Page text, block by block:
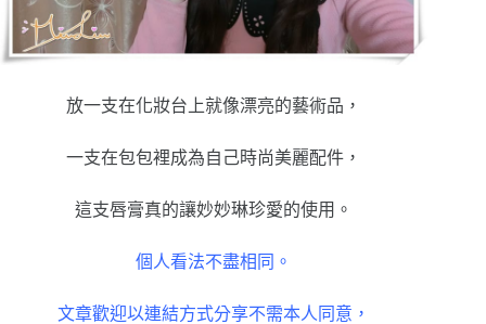
放一支在化妝台上就像漂亮的藝術品，
一支在包包裡成為自己時尚美麗配件，
這支唇膏真的讓妙妙琳珍愛的使用。
個人看法不盡相同。
文章歡迎以連結方式分享不需本人同意，